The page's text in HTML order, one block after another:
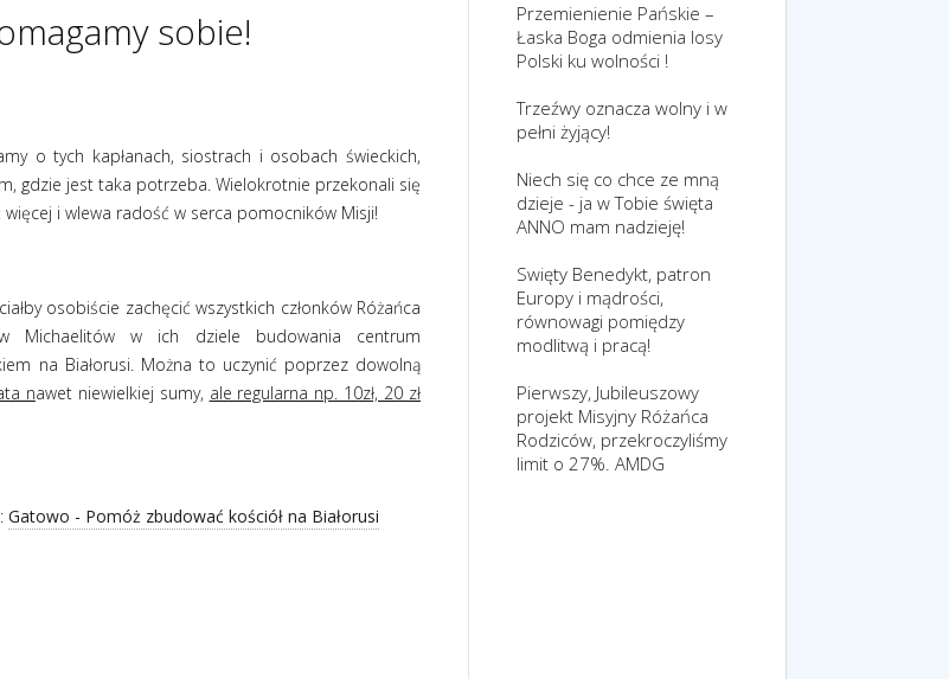
sobie!
o tych kapłanach, siostrach i osobach świeckich,
gdzie jest taka potrzeba. Wielokrotnie przekonali się
i wlewa radość w serca pomocników Misji!
osobiście zachęcić wszystkich członków Różańca
Michaelitów w ich dziele budowania centrum
na Białorusi. Można to uczynić poprzez dowolną
nawet niewielkiej sumy, ale regularna np. 10zł, 20 zł
Gatowo - Pomóż zbudować kościół na Białorusi
Przemienienie Pańskie –
Łaska Boga odmienia losy
Polski ku wolności !
Trzeźwy oznacza wolny i w
pełni żyjący!
Niech się co chce ze mną
dzieje - ja w Tobie święta
ANNO mam nadzieję!
Swięty Benedykt, patron
Europy i mądrości,
równowagi pomiędzy
modlitwą i pracą!
Pierwszy, Jubileuszowy
projekt Misyjny Różańca
Rodziców, przekroczyliśmy
limit o 27%. AMDG